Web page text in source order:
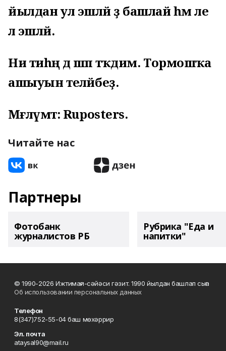
йылдан ул эшләй ҙә башлай һәм әле
лә эшләй.
Ни тиһәң дә шәп тәҡдим. Тормошҡа
ашыуын теләйбеҙ.
Мәғлүмәт: Ruposters.
Читайте нас
Партнеры
Фотобанк
журналистов РБ
Рубрика "Еда и
напитки"
© 1990-2026 Ижтимағи-сәйәси гәзит. 1990 йылдан башлап сыға
Об использовании персональных данных
Телефон
8(347)752-55-04 баш мөхәррир
Эл. почта
ataysal90@mail.ru